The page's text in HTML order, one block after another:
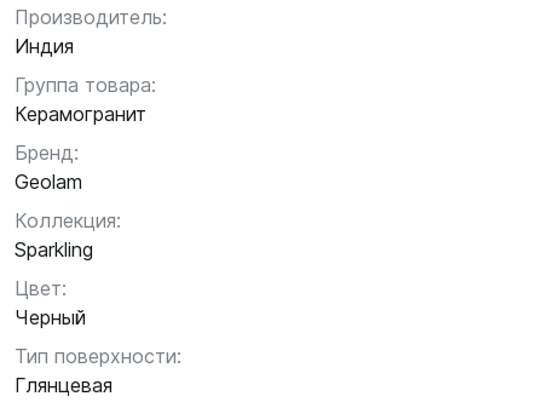
Производитель:
Индия
Группа товара:
Керамогранит
Бренд:
Geolam
Коллекция:
Sparkling
Цвет:
Черный
Тип поверхности:
Глянцевая